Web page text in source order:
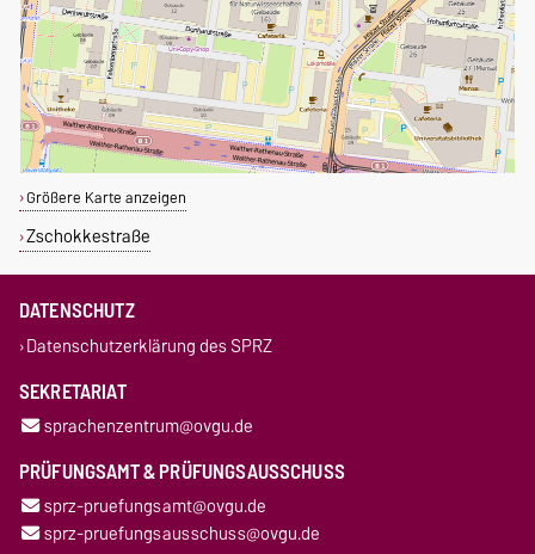
Größere Karte anzeigen
Zschokkestraße
DATENSCHUTZ
Datenschutzerklärung des SPRZ
SEKRETARIAT
sprachenzentrum@ovgu.de
PRÜFUNGSAMT & PRÜFUNGSAUSSCHUSS
sprz-pruefungsamt@ovgu.de
sprz-pruefungsausschuss@ovgu.de